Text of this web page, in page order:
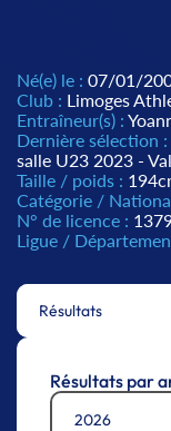
Né(e) le : 07/01/
Club : Limoges
Entraîneur(s) :
Dernière sélection :
salle U23 2023 -
Taille / poids :
Catégorie /
N° de licence :
Ligue /
Résultats
Résultats par
2026